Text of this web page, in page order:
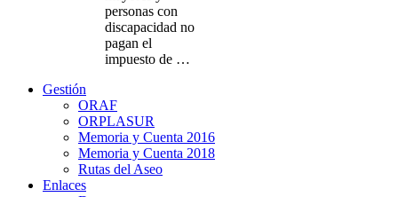
personas con
discapacidad no
pagan el
impuesto de …
Gestión
ORAF
ORPLASUR
Memoria y Cuenta 2016
Memoria y Cuenta 2018
Rutas del Aseo
Enlaces